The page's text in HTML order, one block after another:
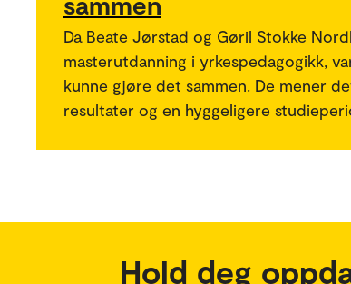
Da Beate Jørstad og Gøril Stokke
masterutdanning i yrkespedagogikk,
kunne gjøre det sammen. De mener
resultater og en hyggeligere
Hold deg